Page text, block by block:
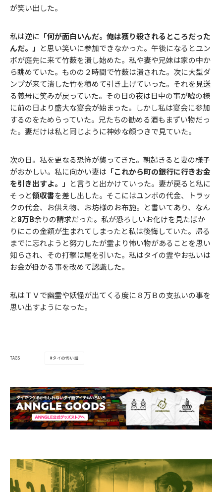
が笑い出した。
私は逆に 「何が面白いんだ。俺は獲り殺されるところだった
んだ。」 と思い笑いに参加できなかった。午後になるとユン
ボが庭先に来て竹薮を潰し始めた。私や妻や兄妹は家の中か
ら眺めていた。ものの２時間で竹薮は潰された。次に大型ダ
ンプが来て潰した竹を積めて引き上げていった。それを見送
る義母に笑みが戻っていた。その日の夜は日中の事が嘘の様
に前の日より盛大な宴会が始まった。しかし私は宴会に参加
するのをためらっていた。兄たちの勧める酒もまずい物だっ
た。妻だけは私と同じように神妙な顔つきで見ていた。
次の日。私を更なる恐怖が襲ってきた。朝起きると妻の様子
がおかしい。私に向かい妻は 「これから町の銀行に行きお金
を引き出すよ。」 と言うと出かけていった。妻が戻ると私に
そっと領収書を差し出した。そこにはユンボの代金、トラッ
クの代金、お供え物、お坊様のお布施。と書いてあり、なん
と8万B余りの請求だった。私が恐ろしいお化けを見たばか
りにこの金額が生まれてしまったと私は後悔していた。帰る
までに忘れようと努力したが霊より怖い物があることを思い
知らされ、その打撃は尾を引いた。私はタイの霊やお払いは
お金が掛かる事を改めて認識した。
私はＴＶで幽霊や妖怪が出てくる度に８万Ｂの支払いの事を
思い出すようになった。
TAGS タイの怖い話